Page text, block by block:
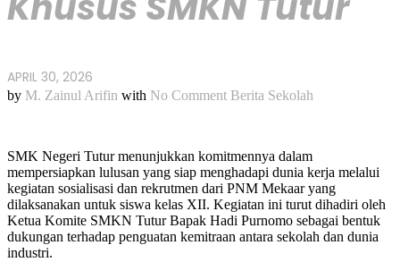
APRIL 30, 2026
by M. Zainul Arifin with No Comment Berita Sekolah
SMK Negeri Tutur menunjukkan komitmennya dalam
mempersiapkan lulusan yang siap menghadapi dunia kerja melalui
kegiatan sosialisasi dan rekrutmen dari PNM Mekaar yang
dilaksanakan untuk siswa kelas XII. Kegiatan ini turut dihadiri oleh
Ketua Komite SMKN Tutur Bapak Hadi Purnomo sebagai bentuk
dukungan terhadap penguatan kemitraan antara sekolah dan dunia
industri.